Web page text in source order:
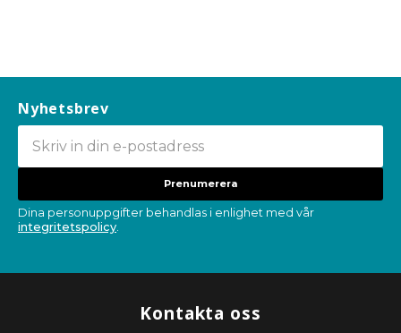
Nyhetsbrev
Prenumerera
Dina personuppgifter behandlas i enlighet med vår
integritetspolicy.
Kontakta oss